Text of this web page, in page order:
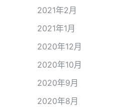
2021年2月
2021年1月
2020年12月
2020年10月
2020年9月
2020年8月